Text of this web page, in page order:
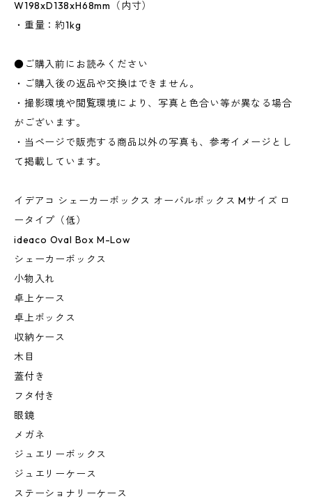
W198xD138xH68mm（内寸）
・重量：約1kg
●ご購入前にお読みください
・ご購入後の返品や交換はできません。
・撮影環境や閲覧環境により、写真と色合い等が異なる場合
がございます。
・当ページで販売する商品以外の写真も、参考イメージとし
て掲載しています。
イデアコ シェーカーボックス オーバルボックス Mサイズ ロ
ータイプ（低）
ideaco Oval Box M-Low
シェーカーボックス
小物入れ
卓上ケース
卓上ボックス
収納ケース
木目
蓋付き
フタ付き
眼鏡
メガネ
ジュエリーボックス
ジュエリーケース
ステーショナリーケース